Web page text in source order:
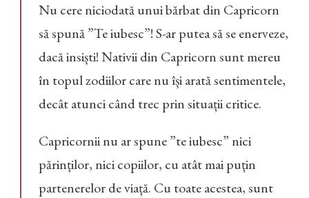
Nu cere niciodată unui bărbat din Capricorn
să spună ”Te iubesc”! S-ar putea să se enerveze,
dacă insiști! Nativii din Capricorn sunt mereu
în topul zodiilor care nu își arată sentimentele,
decât atunci când trec prin situații critice.
Capricornii nu ar spune ”te iubesc” nici
părinților, nici copiilor, cu atât mai puțin
partenerelor de viață. Cu toate acestea, sunt